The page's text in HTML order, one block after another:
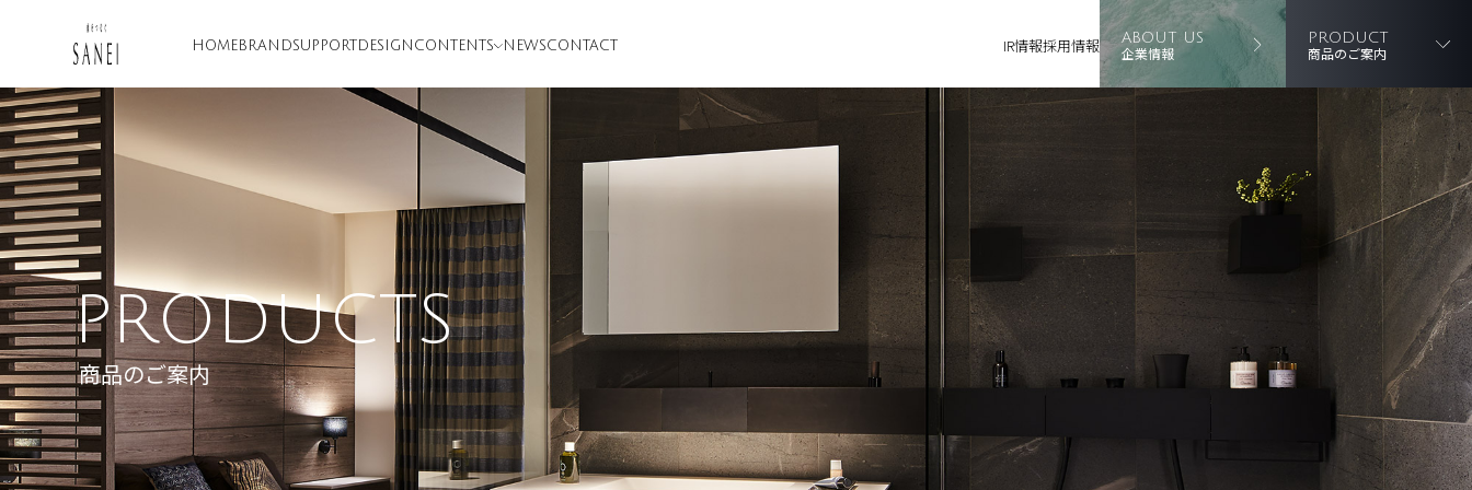
HOME BRANDSUPPORT DESIGN CONTENTS NEWSCONTACT IR情報採用情報 ABOUT US
企業情報
PRODUCT
商品のご案内
PRODUCTS
商品のご案内